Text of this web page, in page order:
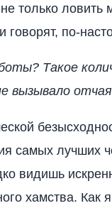
только ловить
по-
Такое
вызывало
самых лучших
видишь
хамства. Как